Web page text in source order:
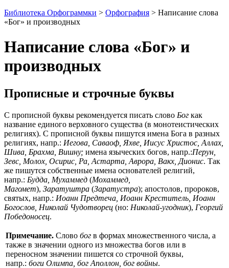
Библиотека Орфограммки > Орфография > Написание слова
«Бог» и производных
Написание слова «Бог» и
производных
Прописные и строчные буквы
С прописной буквы рекомендуется писать слово Бог как
название единого верховного существа (в монотеистических
религиях). С прописной буквы пишутся имена Бога в разных
религиях, напр.: Иегова, Саваоф, Яхве, Иисус Христос, Аллах,
Шива, Брахма, Вишну; имена языческих богов, напр.:Перун,
Зевс, Молох, Осирис, Ра, Астарта, Аврора, Вакх, Дионис. Так
же пишутся собственные имена основателей религий,
напр.: Будда, Мухаммед (Мохаммед,
Магомет), Заратуштра (Заратустра); апостолов, пророков,
святых, напр.: Иоанн Предтеча, Иоанн Креститель, Иоанн
Богослов, Николай Чудотворец (но: Николай-угодник), Георгий
Победоносец.
Примечание. Слово бог в формах множественного числа, а
также в значении одного из множества богов или в
переносном значении пишется со строчной буквы,
напр.: боги Олимпа, бог Аполлон, бог войны.